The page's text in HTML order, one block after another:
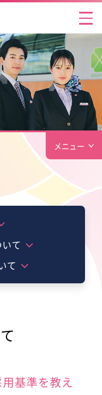
て
メニュー
て
て
基準を教え